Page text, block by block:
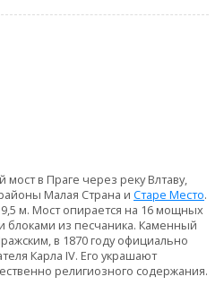
в Праге через реку Влтаву,
Малая Страна и Старе Место.
м. Мост опирается на 16 мощных
блоками из песчаника. Каменный
в 1870 году официально
Карла IV. Его украшают
религиозного содержания.